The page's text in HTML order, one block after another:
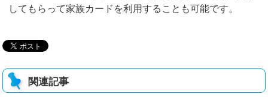
してもらって家族カードを利用することも可能です。
関連記事